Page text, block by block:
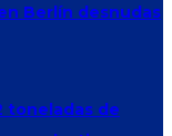
Berlín desnudas
toneladas de